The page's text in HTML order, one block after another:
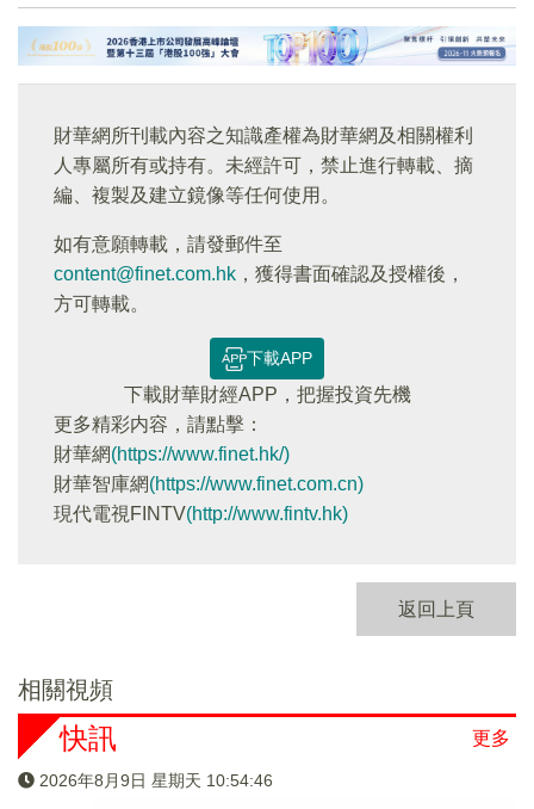
財華網所刊載內容之知識產權為財華網及相關權利
人專屬所有或持有。未經許可，禁止進行轉載、摘
編、複製及建立鏡像等任何使用。
如有意願轉載，請發郵件至
content@finet.com.hk ，獲得書面確認及授權後，
方可轉載。
下載APP
下載財華財經APP，把握投資先機
更多精彩内容，請點擊：
財華網(https://www.finet.hk/)
財華智庫網(https://www.finet.com.cn)
現代電視FINTV(http://www.fintv.hk)
返回上頁
相關視頻
更多
快訊
2026年8月9日 星期天 10:54:46